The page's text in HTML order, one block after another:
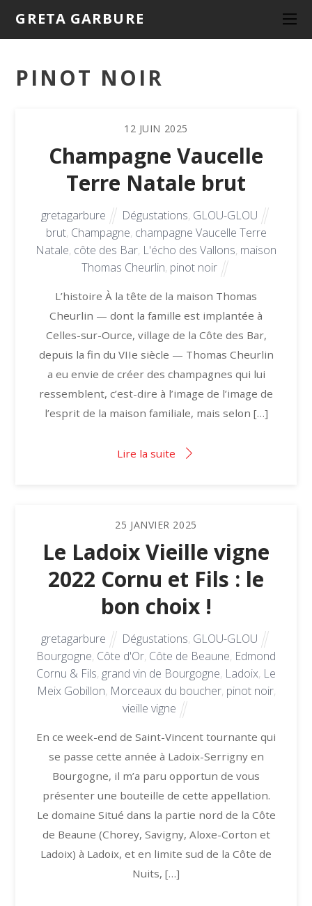
GRETA GARBURE
PINOT NOIR
12 JUIN 2025
Champagne Vaucelle
Terre Natale brut
gretagarbure Dégustations, GLOU-GLOU
brut, Champagne, champagne Vaucelle Terre
Natale, côte des Bar, L'écho des Vallons, maison
Thomas Cheurlin, pinot noir
L’histoire À la tête de la maison Thomas
Cheurlin — dont la famille est implantée à
Celles-sur-Ource, village de la Côte des Bar,
depuis la fin du VIIe siècle — Thomas Cheurlin
a eu envie de créer des champagnes qui lui
ressemblent, c’est-dire à l’image de l’image de
l’esprit de la maison familiale, mais selon […]
Lire la suite
25 JANVIER 2025
Le Ladoix Vieille vigne
2022 Cornu et Fils : le
bon choix !
gretagarbure Dégustations, GLOU-GLOU
Bourgogne, Côte d'Or, Côte de Beaune, Edmond
Cornu & Fils, grand vin de Bourgogne, Ladoix, Le
Meix Gobillon, Morceaux du boucher, pinot noir,
vieille vigne
En ce week-end de Saint-Vincent tournante qui
se passe cette année à Ladoix-Serrigny en
Bourgogne, il m’a paru opportun de vous
présenter une bouteille de cette appellation.
Le domaine Situé dans la partie nord de la Côte
de Beaune (Chorey, Savigny, Aloxe-Corton et
Ladoix) à Ladoix, et en limite sud de la Côte de
Nuits, […]